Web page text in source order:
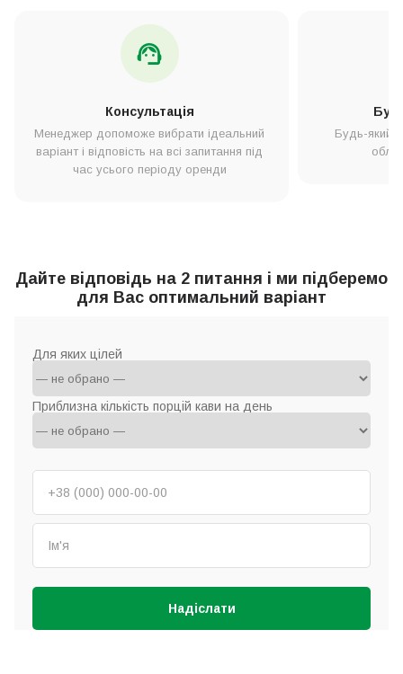
Консультація
Менеджер допоможе вибрати ідеальний
варіант і відповість на всі запитання під
час усього періоду оренди
Будь-який
Дайте відповідь на 2 питання і ми підберемо
для Вас оптимальний варіант
Для яких цілей
Приблизна кількість порцій кави на день
Надіслати